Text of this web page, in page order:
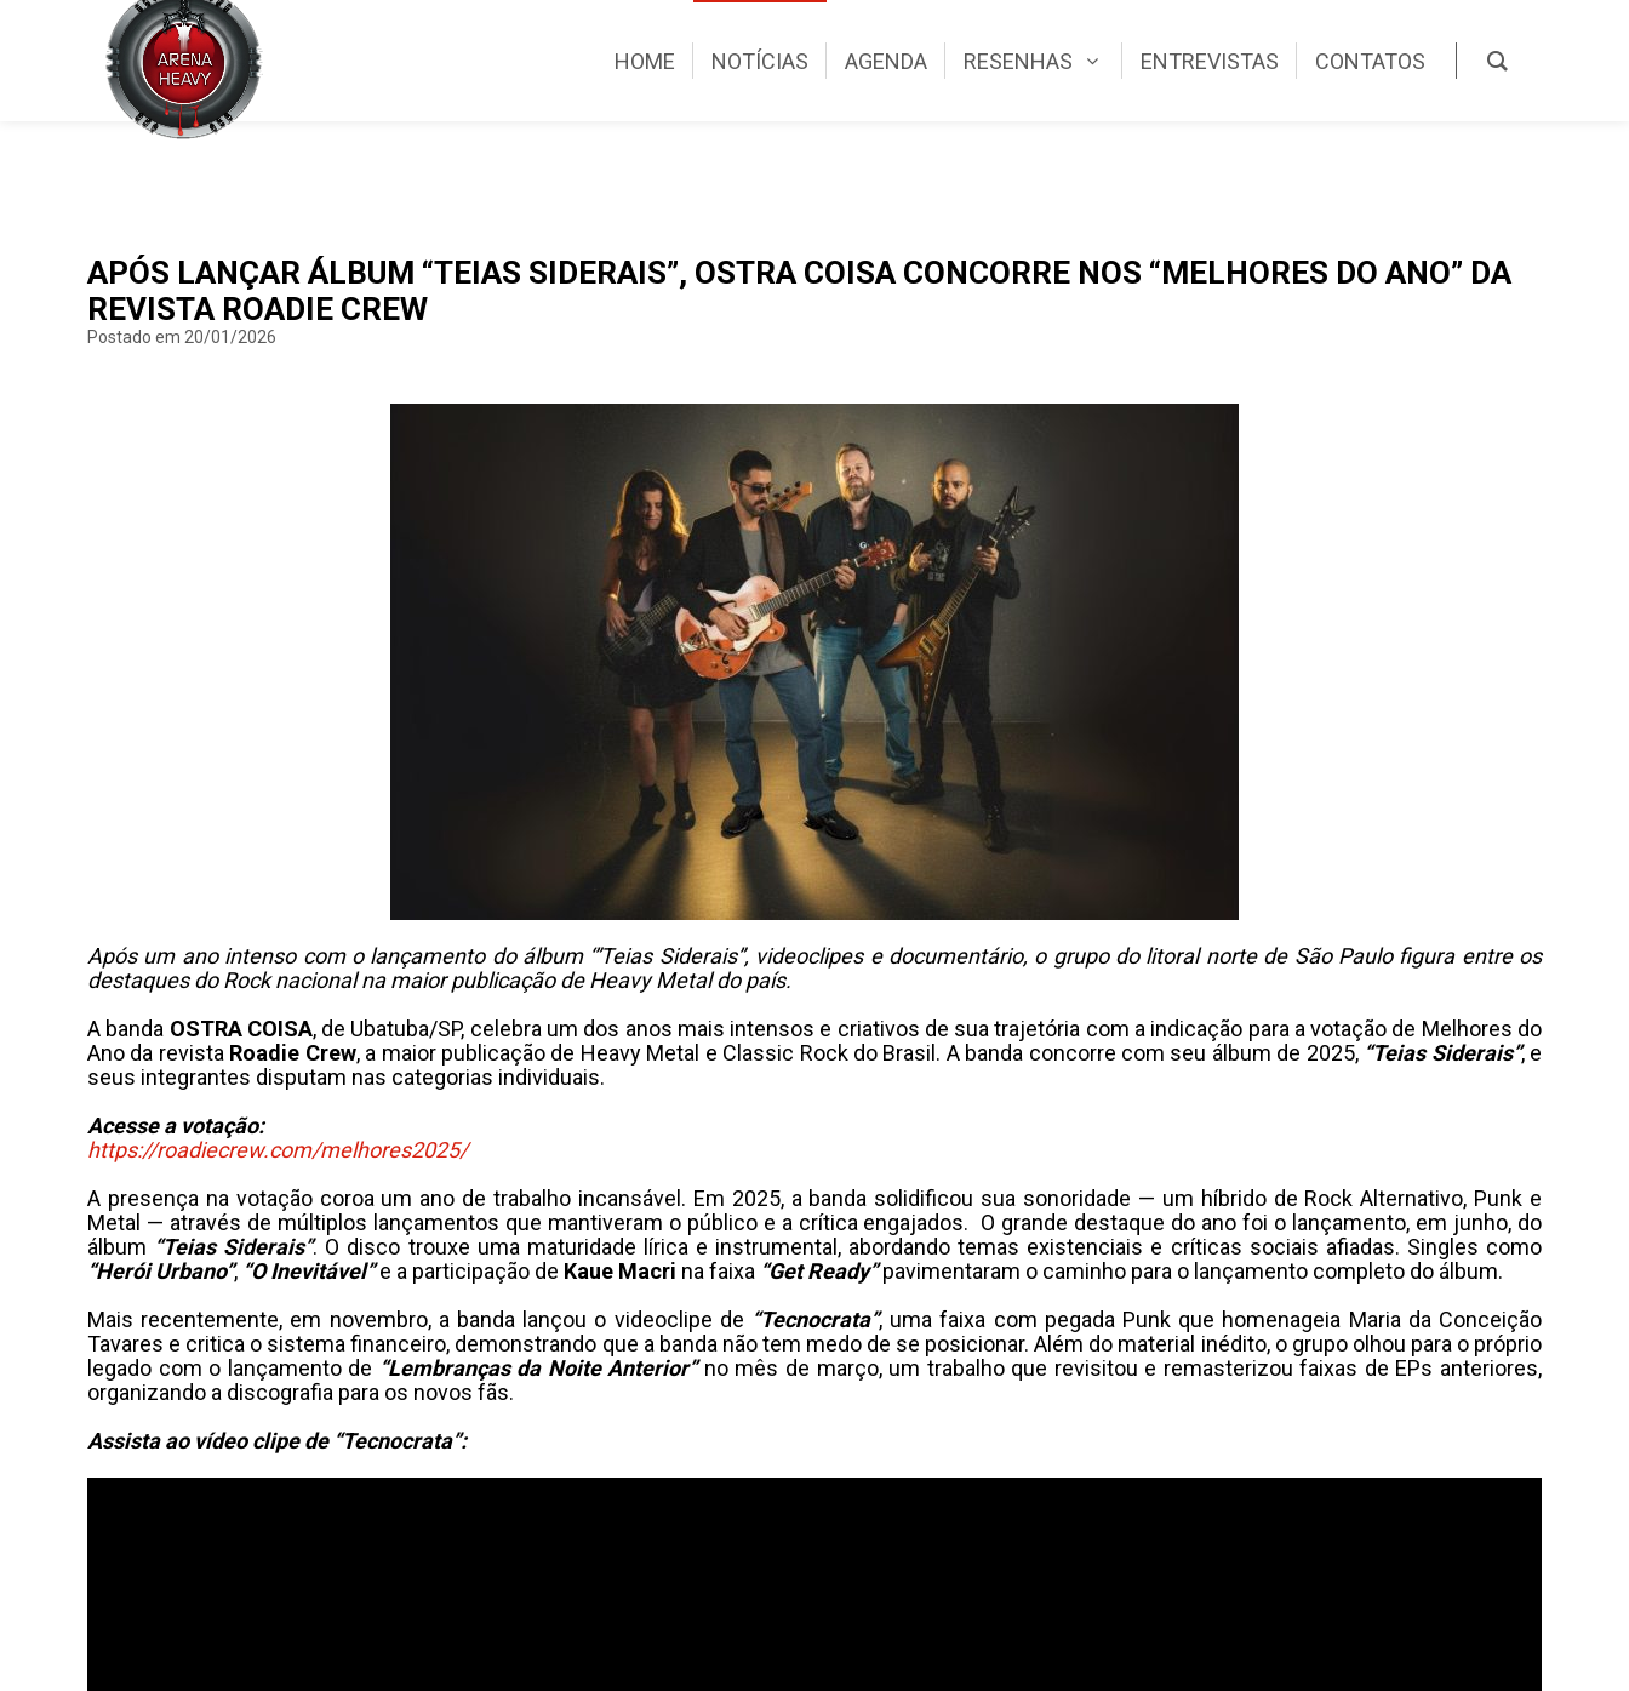
HOME NOTÍCIAS AGENDA RESENHAS ENTREVISTAS CONTATOS
APÓS LANÇAR ÁLBUM “TEIAS SIDERAIS”, OSTRA COISA CONCORRE NOS “MELHORES DO ANO” DA
REVISTA ROADIE CREW
Postado em 20/01/2026
Após um ano intenso com o lançamento do álbum ‘”Teias Siderais”, videoclipes e documentário, o grupo do litoral norte de São Paulo figura entre os
destaques do Rock nacional na maior publicação de Heavy Metal do país.
A banda OSTRA COISA, de Ubatuba/SP, celebra um dos anos mais intensos e criativos de sua trajetória com a indicação para a votação de Melhores do
Ano da revista Roadie Crew, a maior publicação de Heavy Metal e Classic Rock do Brasil. A banda concorre com seu álbum de 2025, “Teias Siderais”, e
seus integrantes disputam nas categorias individuais.
Acesse a votação:
https://roadiecrew.com/melhores2025/
A presença na votação coroa um ano de trabalho incansável. Em 2025, a banda solidificou sua sonoridade — um híbrido de Rock Alternativo, Punk e
Metal — através de múltiplos lançamentos que mantiveram o público e a crítica engajados. O grande destaque do ano foi o lançamento, em junho, do
álbum “Teias Siderais”. O disco trouxe uma maturidade lírica e instrumental, abordando temas existenciais e críticas sociais afiadas. Singles como
“Herói Urbano”, “O Inevitável”e a participação de Kaue Macri na faixa “Get Ready”pavimentaram o caminho para o lançamento completo do álbum.
Mais recentemente, em novembro, a banda lançou o videoclipe de “Tecnocrata”, uma faixa com pegada Punk que homenageia Maria da Conceição
Tavares e critica o sistema financeiro, demonstrando que a banda não tem medo de se posicionar. Além do material inédito, o grupo olhou para o próprio
legado com o lançamento de “Lembranças da Noite Anterior”no mês de março, um trabalho que revisitou e remasterizou faixas de EPs anteriores,
organizando a discografia para os novos fãs.
Assista ao vídeo clipe de “Tecnocrata”: